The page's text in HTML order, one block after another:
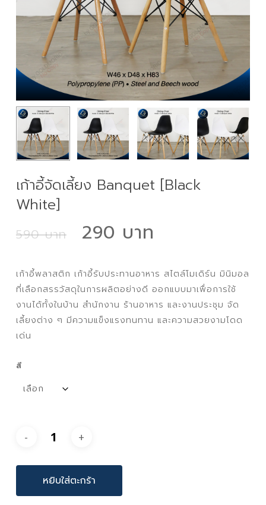
เก้าอี้จัดเลี้ยง Banquet [Black
White]
590 Original
was:
590 ฿.
290
is:
290 ฿.
เก้าอี้พลาสติก เก้าอี้รับประทานอาหาร สไตล์โมเดิร์น มินิมอล
ที่เลือกสรรวัสดุในการผลิตอย่างดี ออกแบบมาเพื่อการใช้
งานได้ทั้งในบ้าน สำนักงาน ร้านอาหาร และงานประชุม จัด
เลี้ยงต่าง ๆ มีความแข็งแรงทนทาน และความสวยงามโดด
เด่น
สี
หยิบใส่ตะกร้า